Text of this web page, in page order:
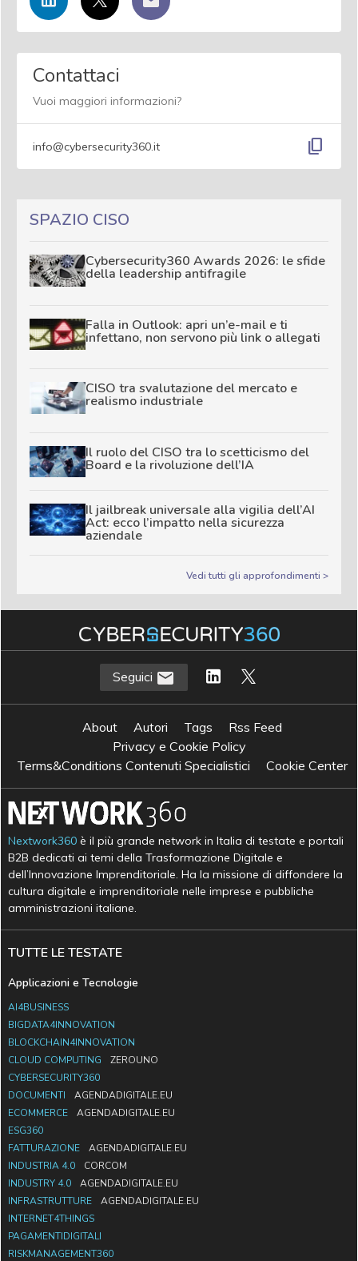
Contattaci
Vuoi maggiori informazioni?
info@cybersecurity360.it content_copy
SPAZIO CISO
Cybersecurity360 Awards 2026: le sfide
della leadership antifragile
Falla in Outlook: apri un’e-mail e ti
infettano, non servono più link o allegati
CISO tra svalutazione del mercato e
realismo industriale
Il ruolo del CISO tra lo scetticismo del
Board e la rivoluzione dell’IA
Il jailbreak universale alla vigilia dell’AI
Act: ecco l’impatto nella sicurezza
aziendale
Vedi tutti gli approfondimenti >
Seguici
About Autori Tags
Rss Feed
Privacy e Cookie Policy
Terms&Conditions Contenuti Specialistici
Cookie Center
Nextwork360 è il più grande network in Italia di testate e portali
B2B dedicati ai temi della Trasformazione Digitale e
dell’Innovazione Imprenditoriale. Ha la missione di diffondere la
cultura digitale e imprenditoriale nelle imprese e pubbliche
amministrazioni italiane.
TUTTE LE TESTATE
Applicazioni e Tecnologie
AI4BUSINESS
BIGDATA4INNOVATION
BLOCKCHAIN4INNOVATION
CLOUD COMPUTING
ZEROUNO
CYBERSECURITY360
DOCUMENTI
AGENDADIGITALE.EU
ECOMMERCE
AGENDADIGITALE.EU
ESG360
FATTURAZIONE
AGENDADIGITALE.EU
INDUSTRIA 4.0
CORCOM
INDUSTRY 4.0
AGENDADIGITALE.EU
INFRASTRUTTURE
AGENDADIGITALE.EU
INTERNET4THINGS
PAGAMENTIDIGITALI
RISKMANAGEMENT360